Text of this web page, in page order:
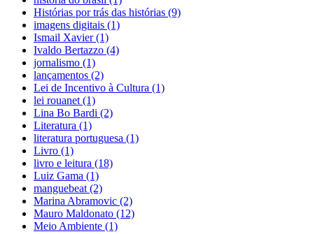
Histórias por trás das histórias (9)
imagens digitais (1)
Ismail Xavier (1)
Ivaldo Bertazzo (4)
jornalismo (1)
lançamentos (2)
Lei de Incentivo à Cultura (1)
lei rouanet (1)
Lina Bo Bardi (2)
Literatura (1)
literatura portuguesa (1)
Livro (1)
livro e leitura (18)
Luiz Gama (1)
manguebeat (2)
Marina Abramovic (2)
Mauro Maldonato (12)
Meio Ambiente (1)